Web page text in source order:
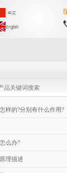
样的?分别有什么作用?
么办?
理描述